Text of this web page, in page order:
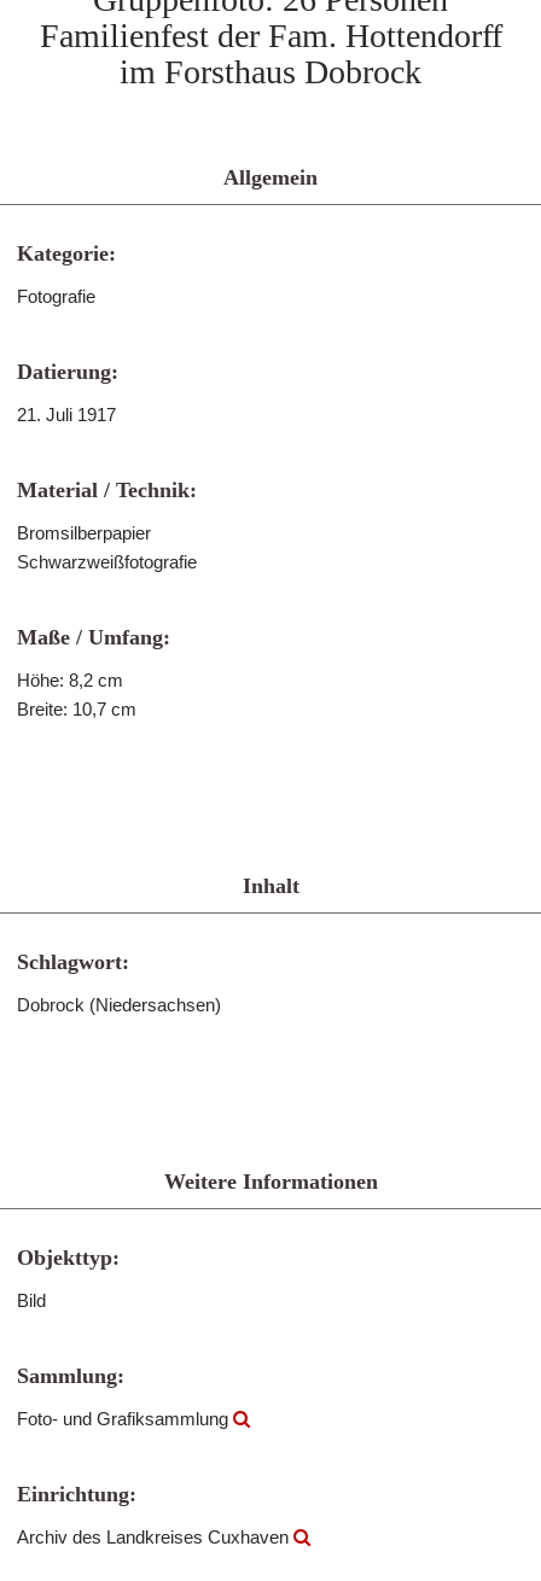
Familienfest der Fam. Hottendorff
im Forsthaus Dobrock
Allgemein
Kategorie:
Fotografie
Datierung:
21. Juli 1917
Material / Technik:
Bromsilberpapier
Schwarzweißfotografie
Maße / Umfang:
Höhe: 8,2 cm
Breite: 10,7 cm
Inhalt
Schlagwort:
Dobrock (Niedersachsen)
Weitere Informationen
Objekttyp:
Bild
Sammlung:
Foto- und Grafiksammlung
Einrichtung:
Archiv des Landkreises Cuxhaven